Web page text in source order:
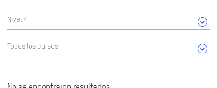
Nivel 4
Todos los cursos